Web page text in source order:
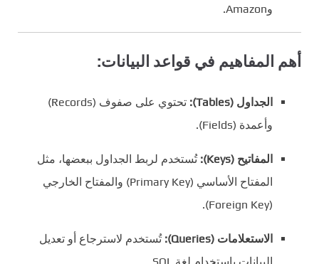
وAmazon.
أهم المفاهيم في قواعد البيانات:
الجداول (Tables):
تحتوي على صفوف (Records)
وأعمدة (Fields).
المفاتيح (Keys):
تُستخدم لربط الجداول ببعضها، مثل
المفتاح الأساسي (Primary Key) والمفتاح الخارجي
(Foreign Key).
الاستعلامات (Queries):
تُستخدم لاسترجاع أو تعديل